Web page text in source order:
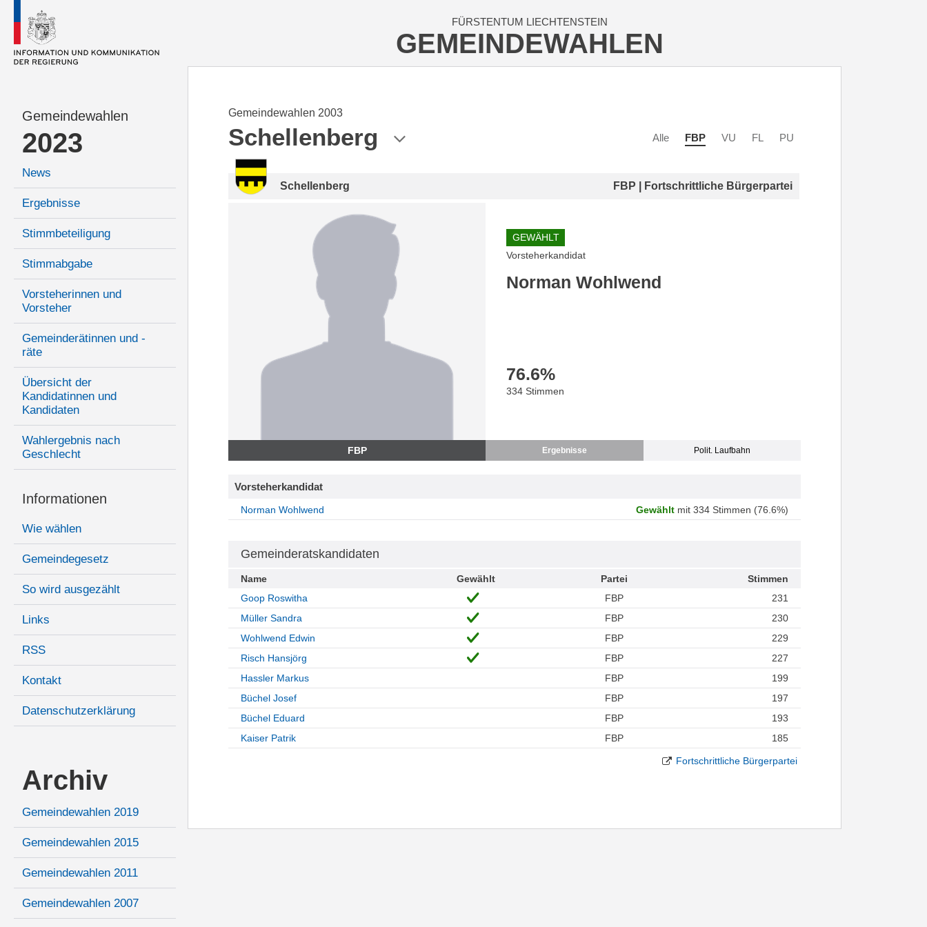
FÜRSTENTUM LIECHTENSTEIN
GEMEINDEWAHLEN
Gemeindewahlen
2023
News
Ergebnisse
Stimmbeteiligung
Stimmabgabe
Vorsteherinnen und
Vorsteher
Gemeinderätinnen und -
räte
Übersicht der
Kandidatinnen und
Kandidaten
Wahlergebnis nach
Geschlecht
Informationen
Wie wählen
Gemeindegesetz
So wird ausgezählt
Links
RSS
Kontakt
Datenschutzerklärung
Archiv
Gemeindewahlen 2019
Gemeindewahlen 2015
Gemeindewahlen 2011
Gemeindewahlen 2007
Gemeindewahlen 2003
Schellenberg Alle FBP VU FL PU
Schellenberg FBP | Fortschrittliche Bürgerpartei
FBP
GEWÄHLT
Vorsteherkandidat
Norman Wohlwend
76.6%
334 Stimmen
Ergebnisse Polit. Laufbahn
Vorsteherkandidat
Norman Wohlwend Gewähltmit 334 Stimmen (76.6%)
Gemeinderatskandidaten
Name Gewählt Partei
Stimmen
Goop Roswitha
FBP
231
Müller Sandra
FBP
230
Wohlwend Edwin
FBP
229
Risch Hansjörg
FBP
227
Hassler Markus
FBP
199
Büchel Josef
FBP
197
Büchel Eduard
FBP
193
Kaiser Patrik
FBP 185
Fortschrittliche Bürgerpartei